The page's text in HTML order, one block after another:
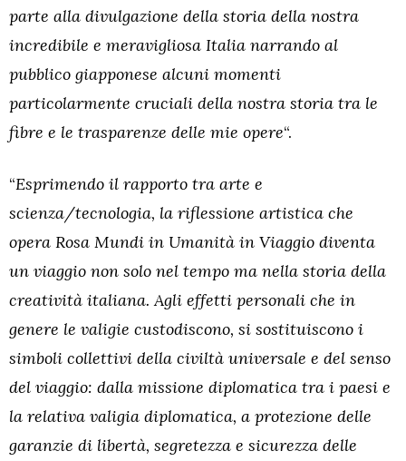
parte alla divulgazione della storia della nostra
incredibile e meravigliosa Italia narrando al
pubblico giapponese alcuni momenti
particolarmente cruciali della nostra storia tra le
fibre e le trasparenze delle mie opere“.
“Esprimendo il rapporto tra arte e
scienza/tecnologia, la riflessione artistica che
opera Rosa Mundi in Umanità in Viaggio diventa
un viaggio non solo nel tempo ma nella storia della
creatività italiana. Agli effetti personali che in
genere le valigie custodiscono, si sostituiscono i
simboli collettivi della civiltà universale e del senso
del viaggio: dalla missione diplomatica tra i paesi e
la relativa valigia diplomatica, a protezione delle
garanzie di libertà, segretezza e sicurezza delle